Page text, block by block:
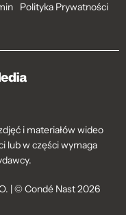
Polityka Prywatności
i materiałów wideo
lub w części wymaga
| © Condé Nast 2026